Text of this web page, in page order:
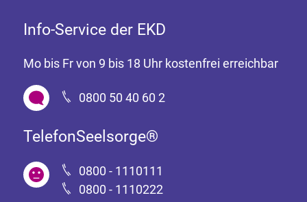
Info-Service der EKD
Mo bis Fr von 9 bis 18 Uhr kostenfrei erreichbar
0800 50 40 60 2
TelefonSeelsorge®
0800 - 1110111
0800 - 1110222